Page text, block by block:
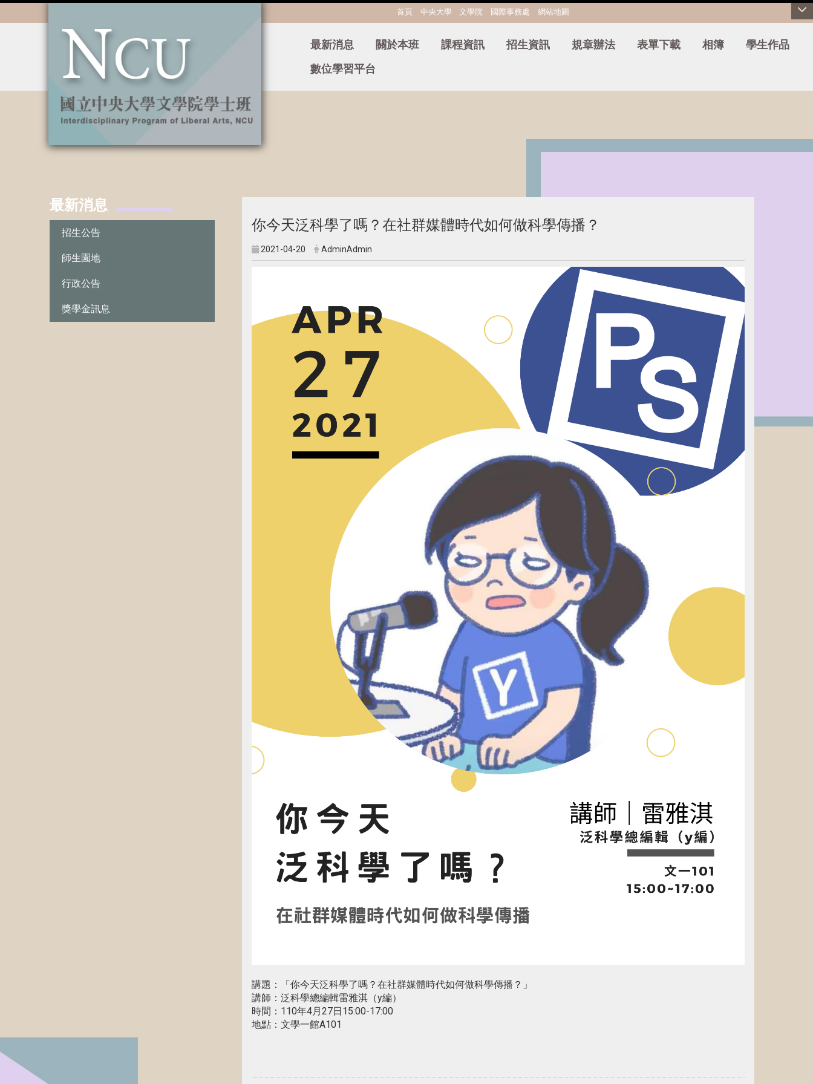
首頁 中央大學 文學院 國際事務處 網站地圖
最新消息 關於本班 課程資訊 招生資訊 規章辦法 表單下載 相簿
學生作品
數位學習平台
最新消息
招生公告
師生園地
行政公告
獎學金訊息
你今天泛科學了嗎？在社群媒體時代如何做科學傳播？
2021-04-20 AdminAdmin
講題：「你今天泛科學了嗎？在社群媒體時代如何做科學傳播？」
講師：泛科學總編輯雷雅淇（y編）
時間：110年4月27日15:00-17:00
地點：文學一館A101